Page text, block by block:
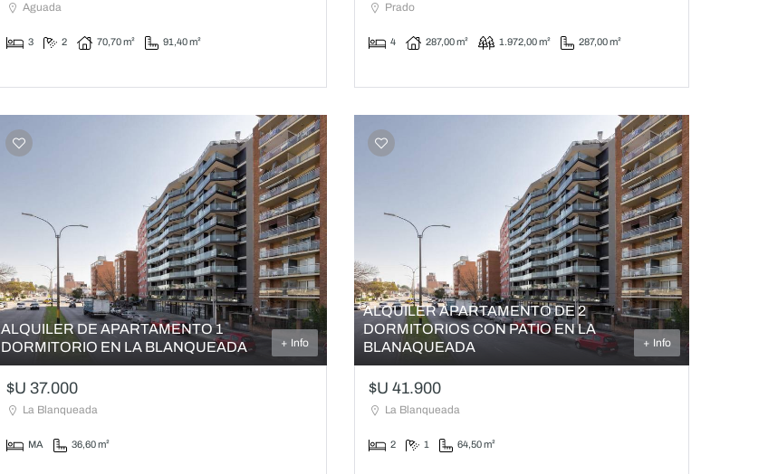
Aguada
3 2 70,70 m² 91,40 m²
Prado
4 287,00 m² 1.972,00 m² 287,00 m²
ALQUILER DE APARTAMENTO 1
DORMITORIO EN LA BLANQUEADA
+ Info
$U 37.000
La Blanqueada
MA 36,60 m²
ALQUILER APARTAMENTO DE 2
DORMITORIOS CON PATIO EN LA
BLANAQUEADA
+ Info
$U 41.900
La Blanqueada
2 1 64,50 m²